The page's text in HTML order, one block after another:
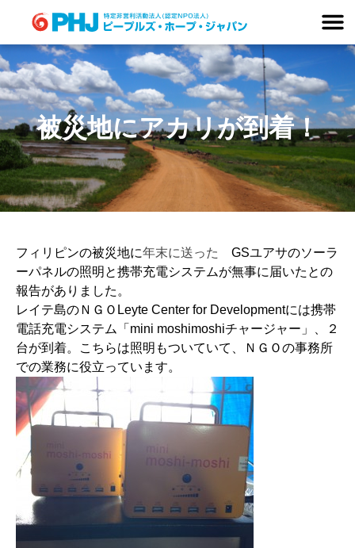
content
被災地にアカリが到着！
フィリピンの被災地に年末に送った
GSユアサのソーラ
ーパネルの照明と携帯充電システムが無事に届いたとの
報告がありました。
レイテ島のＮＧＯLeyte Center for Developmentには携帯
電話充電システム「mini moshimoshiチャージャー」、２
台が到着。こちらは照明もついていて、ＮＧＯの事務所
での業務に役立っています。